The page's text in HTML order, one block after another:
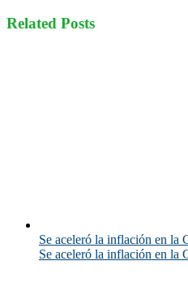
Related Posts
Se aceleró la inflación en la
Se aceleró la inflación en la